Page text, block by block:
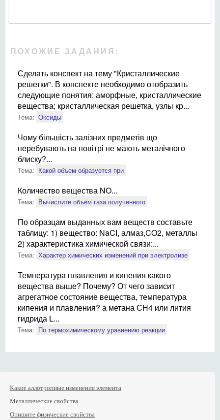
ПОХОЖИЕ ЗАДАНИЯ:
Сделать конспект на тему "Кристаллические
решетки". В конспекте необходимо отобразить
следующие понятия: аморфные, кристаллические
вещества; кристаллическая решетка, узлы кр...
Тема: Оксиды
Чому більшість залізних предметів що
перебувають на повітрі не мають металічного
блиску?...
Тема: Какой объем образуется при
Количество вещества NO...
Тема: Вычислите объём газа полученного
По образцам выданных вам веществ составьте
таблицу: 1) вещество: NaCI, алмаз,CO2, металлы
2) характеристика химической связи:...
Тема: Характер химических изменений при электролизе
Температура плавления и кипения какого
вещества выше? Почему? От чего зависит
агрегатное состояние вещества, температура
кипения и плавления? а метана СН4 или лития
гидрида L...
Тема: По термохимическому уравнению реакции
Какие аллотропные изменения элемента
Металлические свойства
Опишите физические свойства